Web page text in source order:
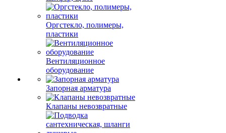
Оргстекло, полимеры,
пластики
Вентиляционное
оборудование
Запорная арматура
Клапаны невозвратные